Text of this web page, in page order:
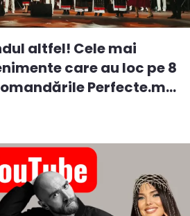
altfel! Cele mai
care au loc pe 8
Perfecte.m...